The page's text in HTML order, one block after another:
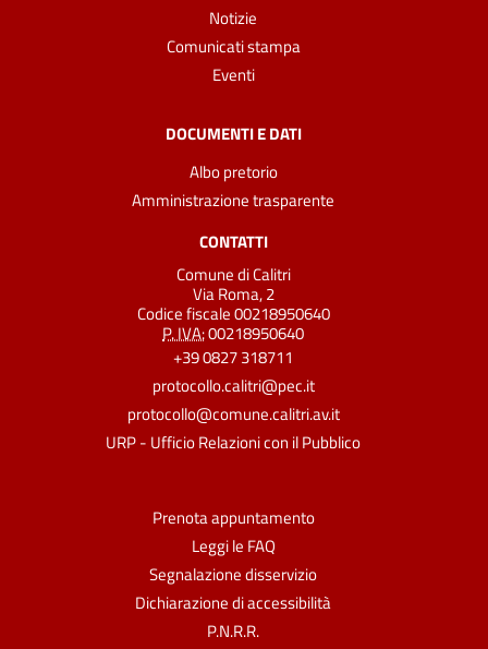
Notizie
Comunicati stampa
Eventi
DOCUMENTI E DATI
Albo pretorio
Amministrazione trasparente
CONTATTI
Comune di Calitri
Via Roma, 2
Codice fiscale 00218950640
P. IVA:00218950640
+39 0827 318711
protocollo.calitri@pec.it
protocollo@comune.calitri.av.it
URP - Ufficio Relazioni con il Pubblico
Prenota appuntamento
Leggi le FAQ
Segnalazione disservizio
Dichiarazione di accessibilità
P.N.R.R.